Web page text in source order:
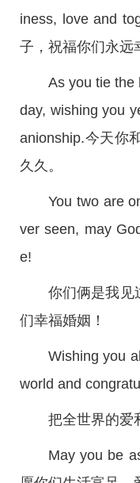
iness, love and
子，祝福你们永远
As you tie the
day, wishing you
anionship.今天你
久久。
You two are
ver seen, may
e!
你们俩是我见
们幸福婚姻！
Wishing you
world and
把全世界的爱
May you be